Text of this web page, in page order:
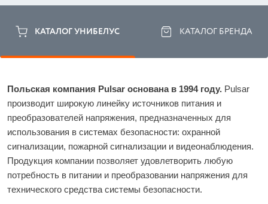
КАТАЛОГ УНИБЕЛУС КАТАЛОГ БРЕНДА
Польская компания Pulsar основана в 1994 году. Pulsar
производит широкую линейку источников питания и
преобразователей напряжения, предназначенных для
использования в системах безопасности: охранной
сигнализации, пожарной сигнализации и видеонаблюдения.
Продукция компании позволяет удовлетворить любую
потребность в питании и преобразовании напряжения для
технического средства системы безопасности.